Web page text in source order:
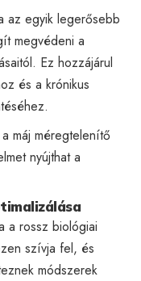
az egyik legerősebb
megvédeni a
Ez hozzájárul
és a krónikus
máj méregtelenítő
nyújthat a
a rossz biológiai
szívja fel, és
módszerek